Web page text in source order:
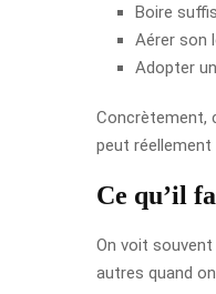
Boire
Aérer son
Adopter
Concrètement,
peut réellement
Ce qu’il
On voit
autres quand